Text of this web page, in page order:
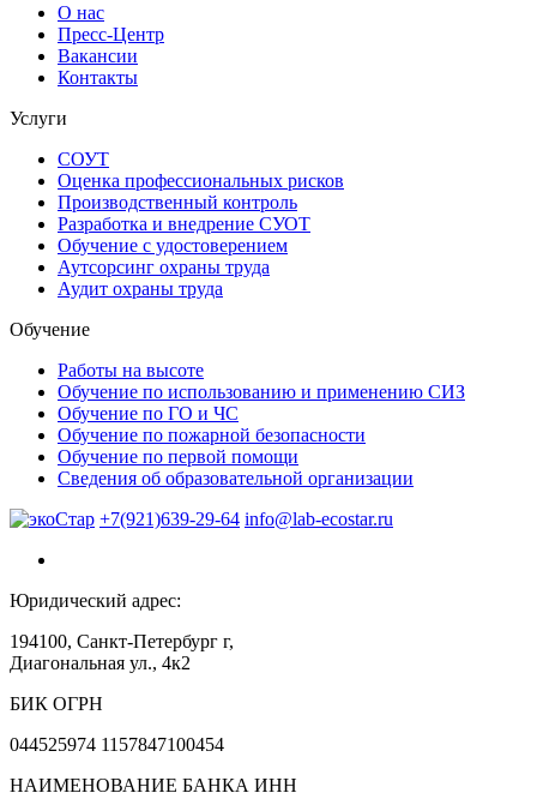
О нас
Пресс-Центр
Вакансии
Контакты
Услуги
СОУТ
Оценка профессиональных рисков
Производственный контроль
Разработка и внедрение СУОТ
Обучение с удостоверением
Аутсорсинг охраны труда
Аудит охраны труда
Обучение
Работы на высоте
Обучение по использованию и применению СИЗ
Обучение по ГО и ЧС
Обучение по пожарной безопасности
Обучение по первой помощи
Сведения об образовательной организации
+7(921)639-29-64 info@lab-ecostar.ru
Юридический адрес:
194100, Санкт-Петербург г,
Диагональная ул., 4к2
БИК ОГРН
044525974 1157847100454
НАИМЕНОВАНИЕ БАНКА ИНН